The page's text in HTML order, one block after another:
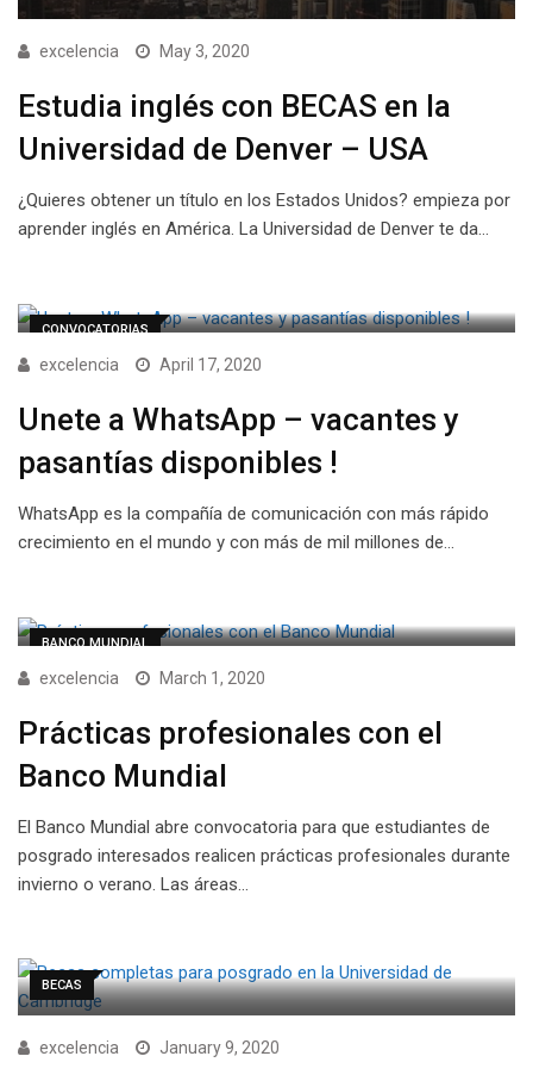
excelencia May 3, 2020
Estudia inglés con BECAS en la
Universidad de Denver – USA
¿Quieres obtener un título en los Estados Unidos? empieza por
aprender inglés en América. La Universidad de Denver te da…
CONVOCATORIAS
excelencia April 17, 2020
Unete a WhatsApp – vacantes y
pasantías disponibles !
WhatsApp es la compañía de comunicación con más rápido
crecimiento en el mundo y con más de mil millones de…
BANCO MUNDIAL
excelencia March 1, 2020
Prácticas profesionales con el
Banco Mundial
El Banco Mundial abre convocatoria para que estudiantes de
posgrado interesados realicen prácticas profesionales durante
invierno o verano. Las áreas…
BECAS
excelencia January 9, 2020